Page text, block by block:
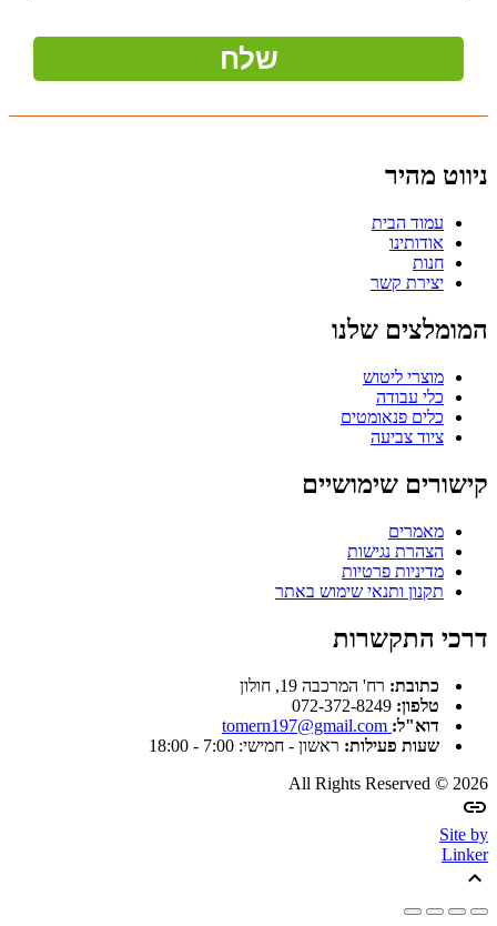
ניווט מהיר
עמוד הבית
אודותינו
חנות
יצירת קשר
המומלצים שלנו
מוצרי ליטוש
כלי עבודה
כלים פנאומטים
ציוד צביעה
קישורים שימושיים
מאמרים
הצהרת נגישות
מדיניות פרטיות
תקנון ותנאי שימוש באתר
דרכי התקשרות
כתובת: רח' המרכבה 19, חולון
טלפון:
דוא"ל:
שעות פעילות: ראשון - חמישי: 7:00 - 18:00
All Rights Reserved © 2026
Site by
Linker